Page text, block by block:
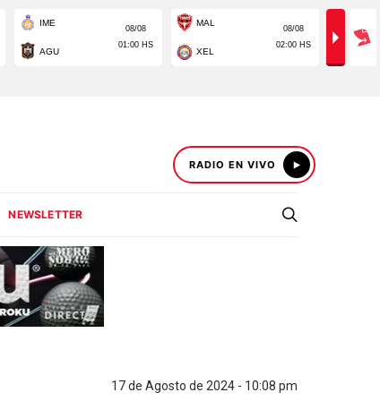
RADIO EN VIVO
NEWSLETTER
17 de Agosto de 2024 - 10:08 pm